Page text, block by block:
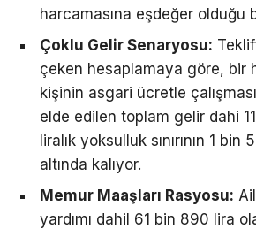
harcamasına eşdeğer olduğu
Çoklu Gelir Senaryosu:
çeken hesaplamaya göre, bir
kişinin asgari ücretle
elde edilen toplam gelir dahi
liralık yoksulluk sınırının 1 bin
altında kalıyor.
Memur Maaşları Rasyosu:
yardımı dahil 61 bin 890 lira